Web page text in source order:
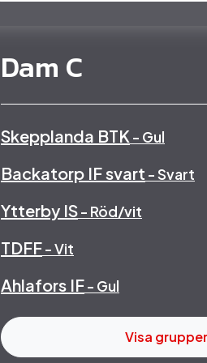
Dam C
Skepplanda BTK - Gul
Backatorp IF svart - Svart
Ytterby IS- Röd/vit
TDFF- Vit
Ahlafors IF- Gul
Visa